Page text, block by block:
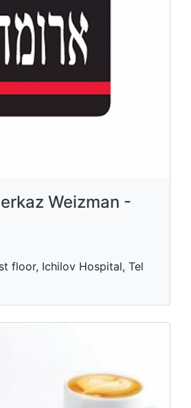
Weizman -
floor, Ichilov Hospital, Tel